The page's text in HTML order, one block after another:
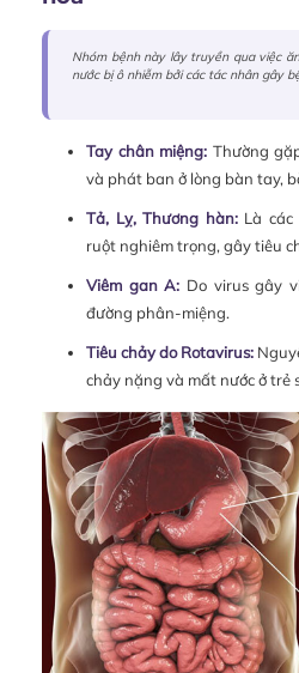
Nhóm bệnh này lây truyền qua việc
nước bị ô nhiễm bởi các tác nhân gây
Tay chân miệng: Thường
và phát ban ở lòng bàn tay,
Tả, Lỵ, Thương hàn:Là các
ruột nghiêm trọng, gây tiêu
Viêm gan A: Do virus gây
đường phân-miệng.
Tiêu chảy do Rotavirus:
chảy nặng và mất nước ở trẻ